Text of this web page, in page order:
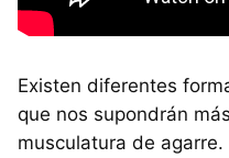
Existen diferentes
que nos supondrán
musculatura de